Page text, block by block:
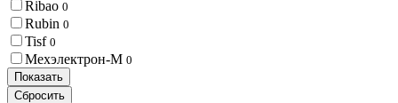
Ribao 0
Rubin 0
Tisf 0
Мехэлектрон-М 0